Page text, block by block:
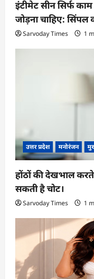
इंटीमेट सीन सिर्फ
जोड़ना चाहिए: सिंपल
Sarvoday Times 1
उत्तर प्रदेश मनोरंजन
होंठों की देखभाल
सकती है चोट।
Sarvoday Times 1